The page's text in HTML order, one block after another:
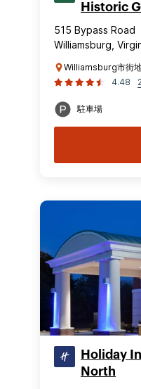
Historic
515 Bypass Road
Williamsburg,
Williamsburg市街
4.48
駐車場
Holiday
North